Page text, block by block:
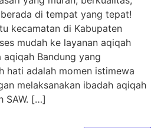
di tempat yang tepat!
kecamatan di Kabupaten
mudah ke layanan aqiqah
Bandung yang
hati adalah momen istimewa
melaksanakan ibadah aqiqah
SAW. […]